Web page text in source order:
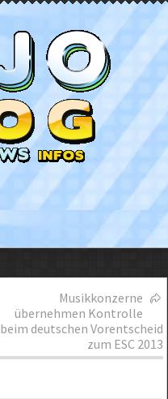
Musikkonzerne
übernehmen Kontrolle
beim deutschen Vorentscheid
zum ESC 2013